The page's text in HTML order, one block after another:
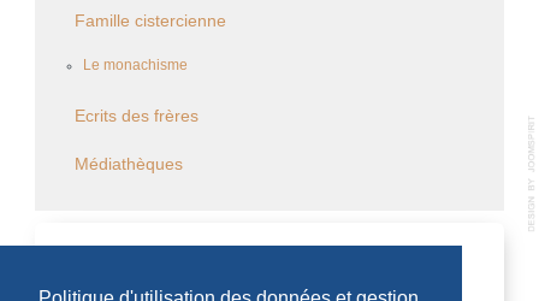
Famille cistercienne
Le monachisme
Ecrits des frères
Médiathèques